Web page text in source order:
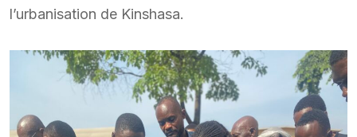
l’urbanisation de Kinshasa.